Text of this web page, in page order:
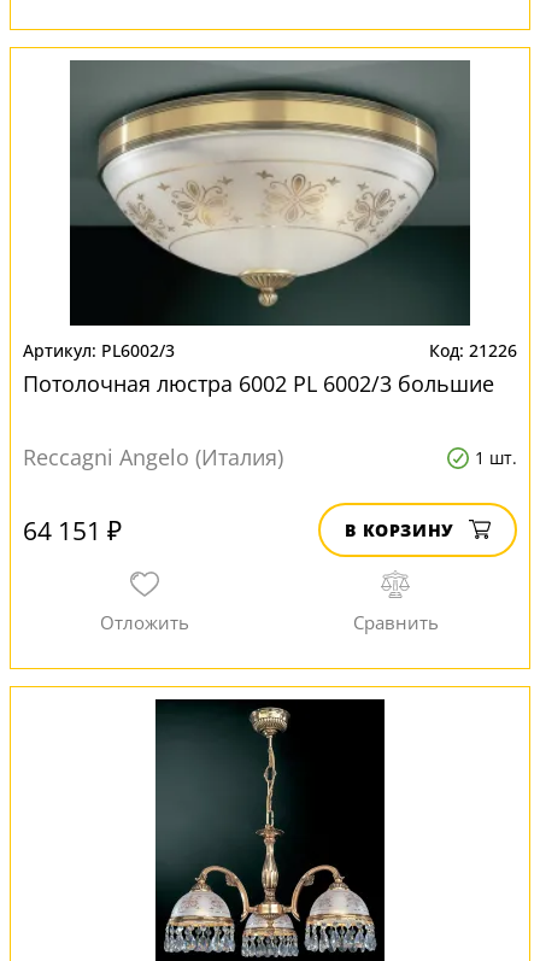
PL6002/3 21226
Потолочная люстра 6002 PL 6002/3 большие
Reccagni Angelo (Италия) 1 шт.
64 151 ₽ В КОРЗИНУ